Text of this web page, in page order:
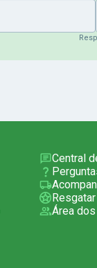
Central
Área